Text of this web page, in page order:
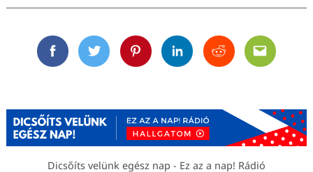
FacebookTwitterPinterestLinkedinRedditEmail
Dicsőíts velünk egész nap - Ez az a nap! Rádió